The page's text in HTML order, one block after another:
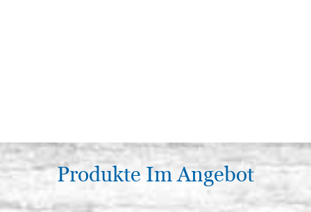
Produkte Im Angebot